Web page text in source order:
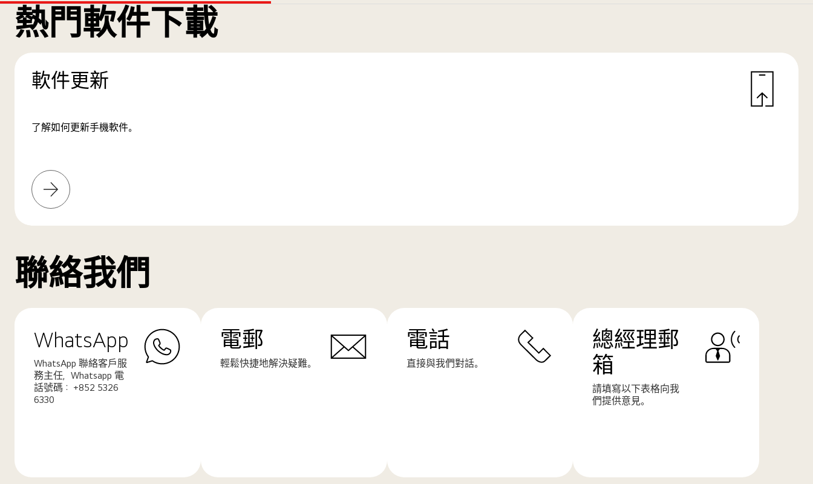
熱門軟件下載
軟件更新
了解如何更新手機軟件。
解
更
聯絡我們
WhatsApp
WhatsApp 聯絡客戶服
務主任，Whatsapp 電
話號碼： +852 5326
6330
電郵
輕鬆快捷地解決疑難。
電話
直接與我們對話。
總經理郵
箱
請填寫以下表格向我
們提供意見。